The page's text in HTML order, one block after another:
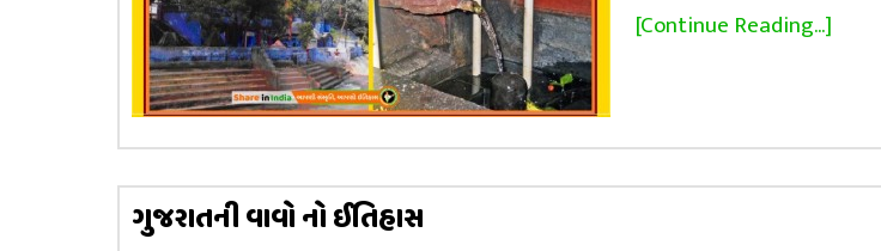
[Continue Reading...]
ગુજરાતની વાવો નો ઈતિહાસ